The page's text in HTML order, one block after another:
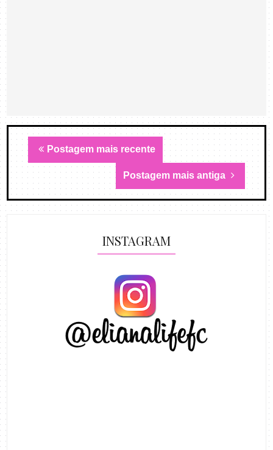
Postagem mais recente
Postagem mais antiga
INSTAGRAM